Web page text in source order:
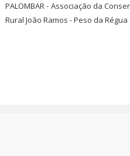
PALOMBAR - Associação da
Rural João Ramos - Peso da Régua